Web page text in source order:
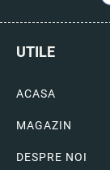
UTILE
ACASA
MAGAZIN
DESPRE NOI